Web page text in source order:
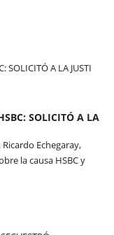
SOLICITÓ A LA
Echegaray,
la causa HSBC y